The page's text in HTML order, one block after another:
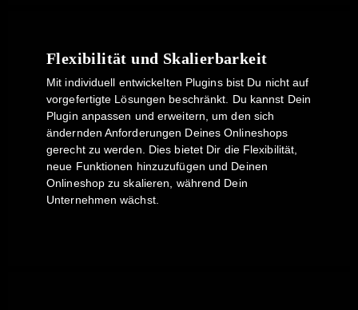
Flexibilität und Skalierbarkeit
Mit individuell entwickelten Plugins bist Du nicht auf
vorgefertigte Lösungen beschränkt. Du kannst Dein
Plugin anpassen und erweitern, um den sich
ändernden Anforderungen Deines Onlineshops
gerecht zu werden. Dies bietet Dir die Flexibilität,
neue Funktionen hinzuzufügen und Deinen
Onlineshop zu skalieren, während Dein
Unternehmen wächst.